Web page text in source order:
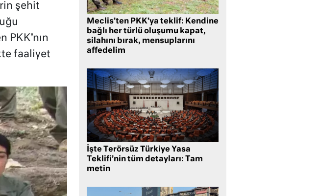
şehit
PKK’nın
faaliyet
Meclis’ten PKK’ya teklif: Kendine
bağlı her türlü oluşumu kapat,
silahını bırak, mensuplarını
affedelim
İşte Terörsüz Türkiye Yasa
Teklifi’nin tüm detayları: Tam
metin